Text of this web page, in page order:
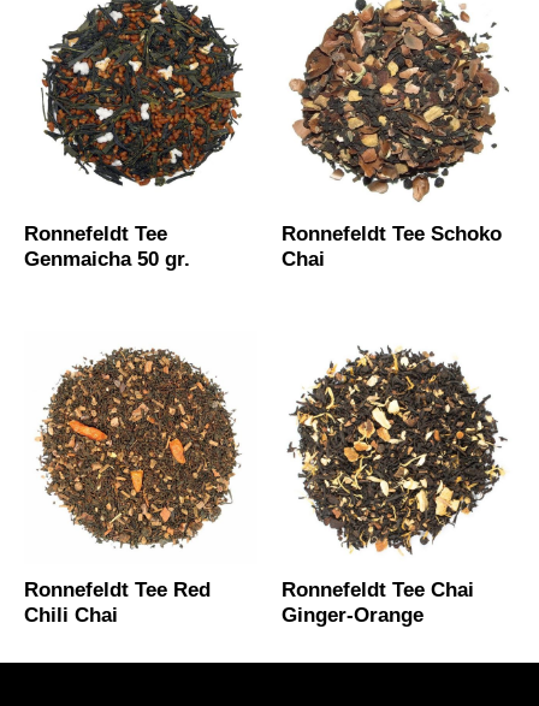
Ronnefeldt Tee
Genmaicha 50 gr.
Ronnefeldt Tee Schoko
Chai
Ronnefeldt Tee Red
Chili Chai
Ronnefeldt Tee Chai
Ginger-Orange